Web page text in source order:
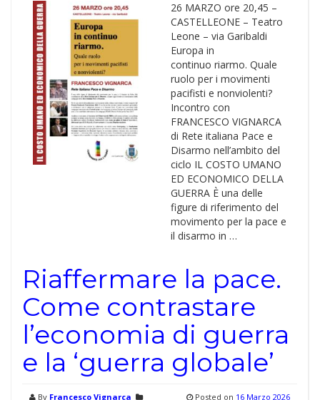
26 MARZO ore 20,45 –
CASTELLEONE – Teatro
Leone – via Garibaldi
Europa in
continuo riarmo. Quale
ruolo per i movimenti
pacifisti e nonviolenti?
Incontro con
FRANCESCO VIGNARCA
di Rete italiana Pace e
Disarmo nell’ambito del
ciclo IL COSTO UMANO
ED ECONOMICO DELLA
GUERRA È una delle
figure di riferimento del
movimento per la pace e
il disarmo in …
Riaffermare la pace.
Come contrastare
l’economia di guerra
e la ‘guerra globale’
By Francesco Vignarca
Posted on 16 Marzo 2026